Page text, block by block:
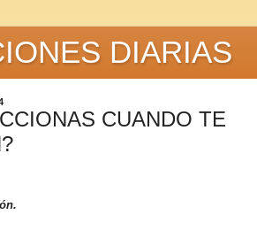
DIARIAS
CUANDO TE